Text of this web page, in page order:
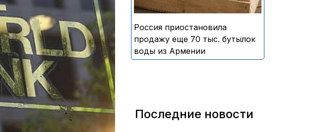
Россия приостановила
продажу еще 70 тыс. бутылок
воды из Армении
Последние новости